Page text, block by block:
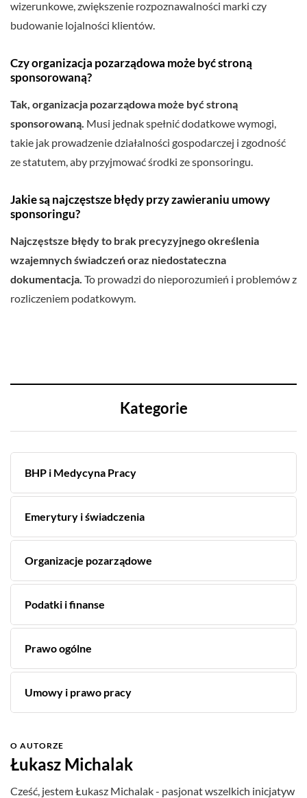
wizerunkowe, zwiększenie rozpoznawalności marki czy
budowanie lojalności klientów.
Czy organizacja pozarządowa może być stroną
sponsorowaną?
Tak, organizacja pozarządowa może być stroną
sponsorowaną. Musi jednak spełnić dodatkowe wymogi,
takie jak prowadzenie działalności gospodarczej i zgodność
ze statutem, aby przyjmować środki ze sponsoringu.
Jakie są najczęstsze błędy przy zawieraniu umowy
sponsoringu?
Najczęstsze błędy to brak precyzyjnego określenia
wzajemnych świadczeń oraz niedostateczna
dokumentacja. To prowadzi do nieporozumień i problemów z
rozliczeniem podatkowym.
Kategorie
BHP i Medycyna Pracy
Emerytury i świadczenia
Organizacje pozarządowe
Podatki i finanse
Prawo ogólne
Umowy i prawo pracy
O AUTORZE
Łukasz Michalak
Cześć, jestem Łukasz Michalak - pasjonat wszelkich inicjatyw